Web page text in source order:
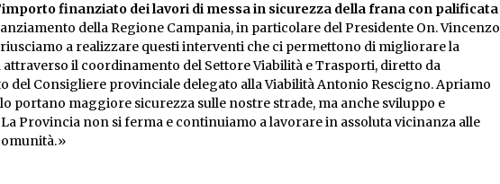
finanziato dei lavori di messa in sicurezza della frana con palificata
della Regione Campania, in particolare del Presidente On. Vincenzo
a realizzare questi interventi che ci permettono di migliorare la
il coordinamento del Settore Viabilità e Trasporti, diretto da
del Consigliere provinciale delegato alla Viabilità Antonio Rescigno. Apriamo
portano maggiore sicurezza sulle nostre strade, ma anche sviluppo e
Provincia non si ferma e continuiamo a lavorare in assoluta vicinanza alle